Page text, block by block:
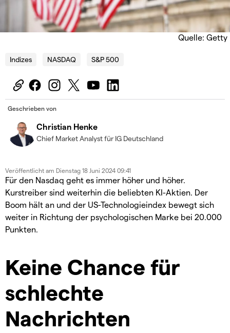
Quelle: Getty
Indizes NASDAQ S&P 500
Geschrieben von
Christian Henke
Chief Market Analyst für IG Deutschland
Veröffentlicht am Dienstag 18 Juni 2024 09:41
Für den Nasdaq geht es immer höher und höher.
Kurstreiber sind weiterhin die beliebten KI-Aktien. Der
Boom hält an und der US-Technologieindex bewegt sich
weiter in Richtung der psychologischen Marke bei 20.000
Punkten.
Keine Chance für
schlechte
Nachrichten